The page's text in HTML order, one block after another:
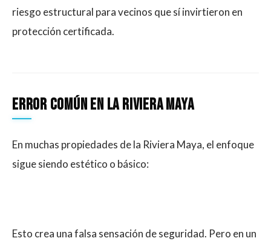
riesgo estructural para vecinos que sí invirtieron en
protección certificada.
Error común en la Riviera Maya
En muchas propiedades de la Riviera Maya, el enfoque
sigue siendo estético o básico:
Esto crea una falsa sensación de seguridad. Pero en un